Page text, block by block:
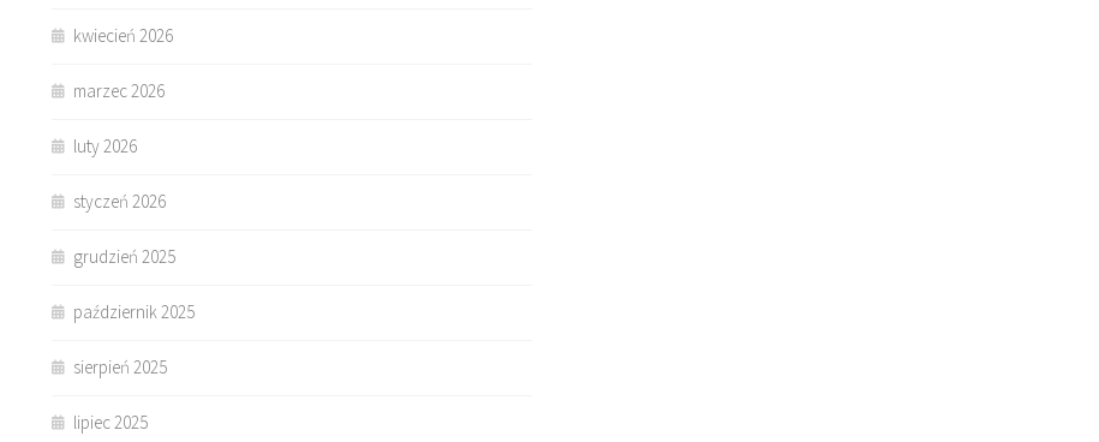
kwiecień 2026
marzec 2026
luty 2026
styczeń 2026
grudzień 2025
październik 2025
sierpień 2025
lipiec 2025